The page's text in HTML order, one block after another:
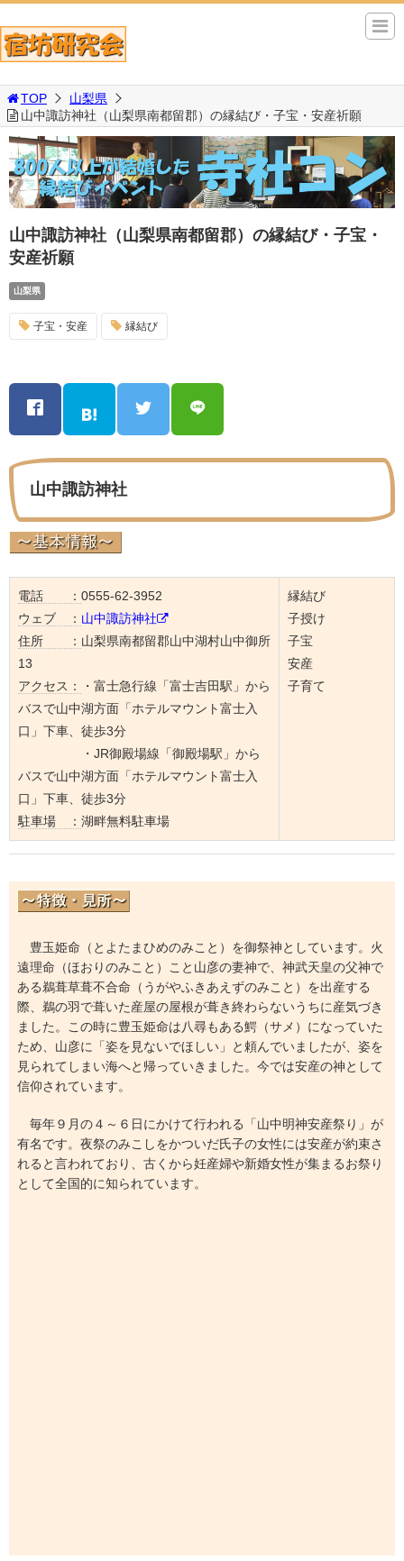
TOP
山梨県
山中諏訪神社（山梨県南都留郡）の縁結び・子宝・安産祈願
山中諏訪神社（山梨県南都留郡）の縁結び・子宝・
安産祈願
山梨県
子宝・安産 縁結び
山中諏訪神社
電話 ： 0555-62-3952
ウェブ ： 山中諏訪神社
住所 ： 山梨県南都留郡山中湖村山中御所
13
アクセス：
・富士急行線「富士吉田駅」から
バスで山中湖方面「ホテルマウント富士入
口」下車、徒歩3分
・JR御殿場線「御殿場駅」から
バスで山中湖方面「ホテルマウント富士入
口」下車、徒歩3分
駐車場 ： 湖畔無料駐車場
縁結び
子授け
子宝
安産
子育て
豊玉姫命（とよたまひめのみこと）を御祭神としています。火
遠理命（ほおりのみこと）こと山彦の妻神で、神武天皇の父神で
ある鵜葺草葺不合命（うがやふきあえずのみこと）を出産する
際、鵜の羽で葺いた産屋の屋根が葺き終わらないうちに産気づき
ました。この時に豊玉姫命は八尋もある鰐（サメ）になっていた
ため、山彦に「姿を見ないでほしい」と頼んでいましたが、姿を
見られてしまい海へと帰っていきました。今では安産の神として
信仰されています。
毎年９月の４～６日にかけて行われる「山中明神安産祭り」が
有名です。夜祭のみこしをかついだ氏子の女性には安産が約束さ
れると言われており、古くから妊産婦や新婚女性が集まるお祭り
として全国的に知られています。